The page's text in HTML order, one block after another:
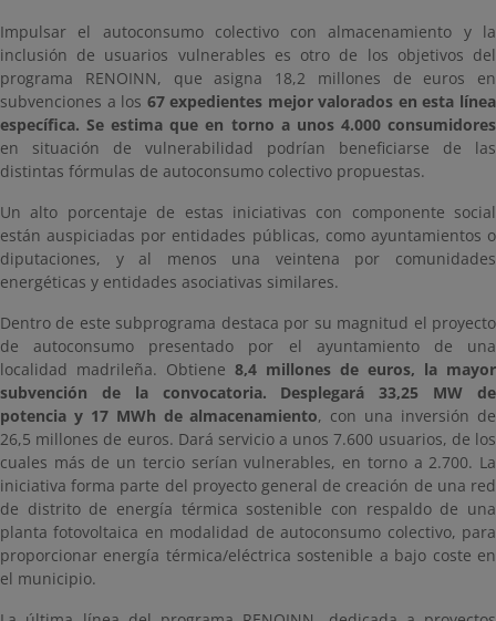
Impulsar el autoconsumo colectivo con almacenamiento y la
inclusión de usuarios vulnerables es otro de los objetivos del
programa RENOINN, que asigna 18,2 millones de euros en
subvenciones a los 67 expedientes mejor valorados en esta línea
específica. Se estima que en torno a unos 4.000 consumidores
en situación de vulnerabilidad podrían beneficiarse de las
distintas fórmulas de autoconsumo colectivo propuestas.
Un alto porcentaje de estas iniciativas con componente social
están auspiciadas por entidades públicas, como ayuntamientos o
diputaciones, y al menos una veintena por comunidades
energéticas y entidades asociativas similares.
Dentro de este subprograma destaca por su magnitud el proyecto
de autoconsumo presentado por el ayuntamiento de una
localidad madrileña. Obtiene 8,4 millones de euros, la mayor
subvención de la convocatoria. Desplegará 33,25 MW de
potencia y 17 MWh de almacenamiento, con una inversión de
26,5 millones de euros. Dará servicio a unos 7.600 usuarios, de los
cuales más de un tercio serían vulnerables, en torno a 2.700. La
iniciativa forma parte del proyecto general de creación de una red
de distrito de energía térmica sostenible con respaldo de una
planta fotovoltaica en modalidad de autoconsumo colectivo, para
proporcionar energía térmica/eléctrica sostenible a bajo coste en
el municipio.